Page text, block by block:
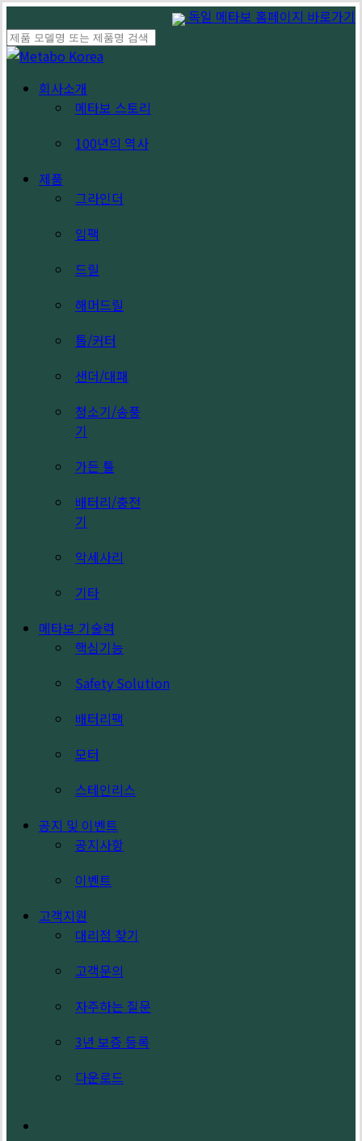
to
main
독일 메타보 홈페이지 바로가기
Close
search
Menu 회사소개
메타보 스토리
100년의 역사
제품
그라인더
임팩
드릴
해머드릴
톱/커터
샌더/대패
청소기/송풍
기
가든 툴
배터리/충전
기
악세사리
기타
메타보 기술력
핵심기능
Safety Solution
배터리팩
모터
스테인리스
공지 및 이벤트
공지사항
이벤트
고객지원
대리점 찾기
고객문의
자주하는 질문
3년 보증 등록
다운로드